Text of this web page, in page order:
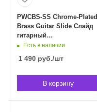
PWCBS-SS Chrome-Plated
Brass Guitar Slide Слайд
гитарный
хромированный,
PWCBS-SS в
Есть в наличии
1 490 руб./шт
В корзину